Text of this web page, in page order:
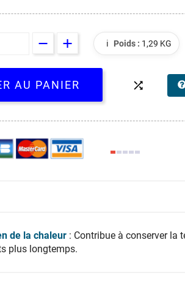
ℹ️ Poids : 1,29 KG
AU PANIER 
de la chaleur : Contribue à conserver la
plus longtemps.